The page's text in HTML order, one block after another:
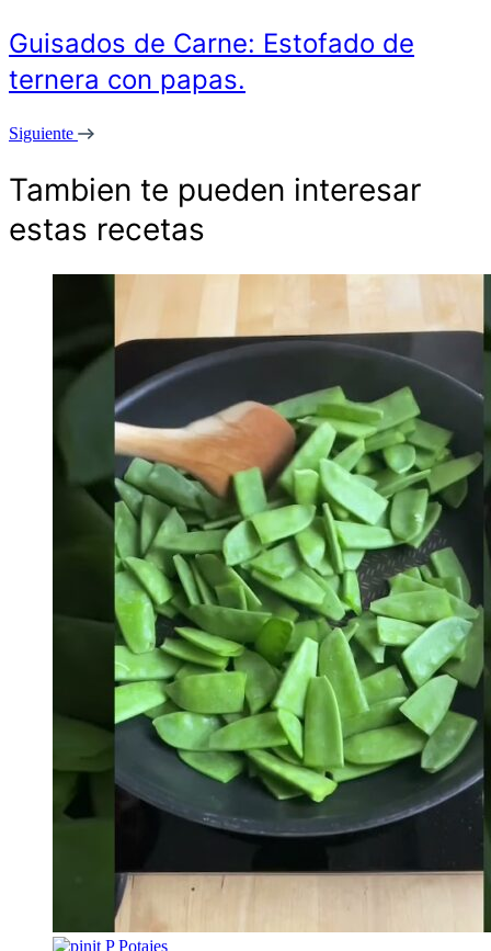
Guisados de Carne: Estofado de
ternera con papas.
Siguiente
Tambien te pueden interesar
estas recetas
P Potajes